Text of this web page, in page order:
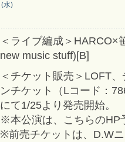
(水)
＜ライブ編成＞HARCO×
new music stuff)[B]
＜チケット販売＞LOFT
ンチケット（Lコード：
にて1/25より発売開始。
※本公演は、こちらのHP
※前売チケットは、D.W